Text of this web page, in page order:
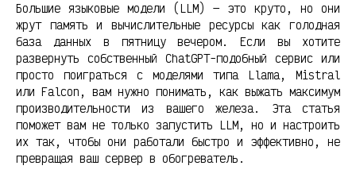
Большие языковые модели (LLM) — это круто, но они
жрут память и вычислительные ресурсы как голодная
база данных в пятницу вечером. Если вы хотите
развернуть собственный ChatGPT-подобный сервис или
просто поиграться с моделями типа Llama, Mistral
или Falcon, вам нужно понимать, как выжать максимум
производительности из вашего железа. Эта статья
поможет вам не только запустить LLM, но и настроить
их так, чтобы они работали быстро и эффективно, не
превращая ваш сервер в обогреватель.